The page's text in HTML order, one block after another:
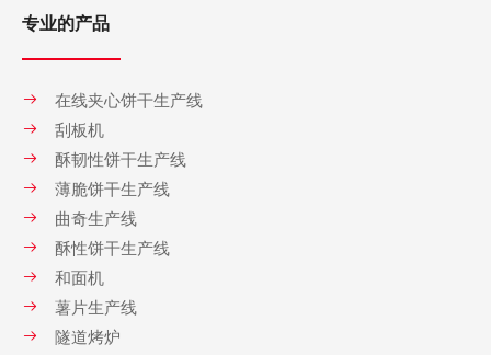
专业的产品
在线夹心饼干生产线
刮板机
酥韧性饼干生产线
薄脆饼干生产线
曲奇生产线
酥性饼干生产线
和面机
薯片生产线
隧道烤炉